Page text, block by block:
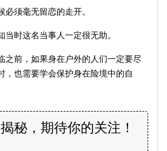
须毫无留恋的走开。
时这名当事人一定很无助。
之前，如果身在户外的人们一定要尽
，也需要学会保护身在险境中的自
秘，期待你的关注！